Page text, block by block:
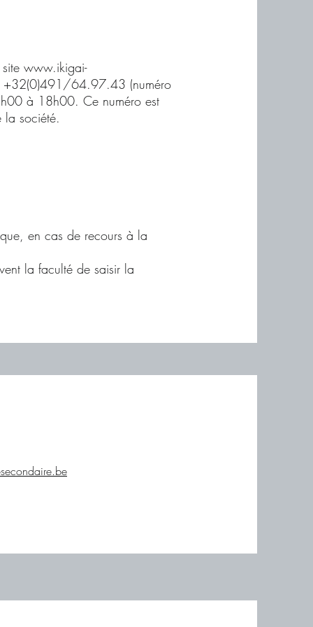
site www.ikigai-
+32(0)491/64.97.43 (numéro
à 18h00. Ce numéro est
la société.
en cas de recours à la
la faculté de saisir la